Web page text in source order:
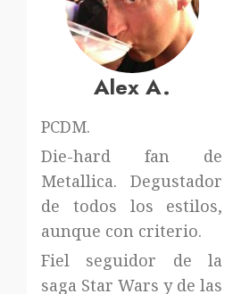
Alex A.
PCDM.
Die-hard fan de
Metallica. Degustador
de todos los estilos,
aunque con criterio.
Fiel seguidor de la
saga Star Wars y de las